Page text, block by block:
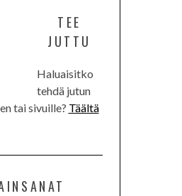
TEE
JUTTU
Haluaisitko
tehdä jutun
tai sivuille? Täältä